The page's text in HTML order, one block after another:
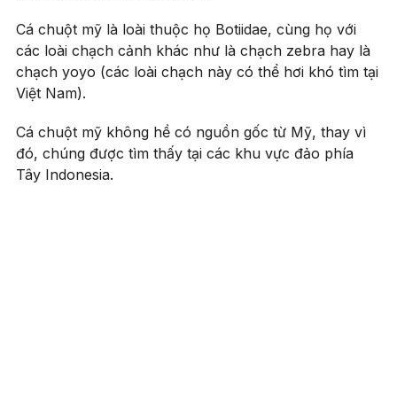
Cá chuột mỹ là loài thuộc họ Botiidae, cùng họ với
các loài chạch cảnh khác như là chạch zebra hay là
chạch yoyo (các loài chạch này có thể hơi khó tìm tại
Việt Nam).
Cá chuột mỹ không hề có nguồn gốc từ Mỹ, thay vì
đó, chúng được tìm thấy tại các khu vực đảo phía
Tây Indonesia.